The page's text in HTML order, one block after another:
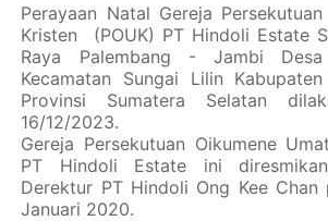
Perayaan Natal Gereja
Kristen (POUK) PT Hindoli Estate
Raya Palembang - Jambi Desa
Kecamatan Sungai Lilin
Provinsi Sumatera Selatan
16/12/2023.
Gereja Persekutuan Oikumene
PT Hindoli Estate ini
Derektur PT Hindoli Ong Kee
Januari 2020.